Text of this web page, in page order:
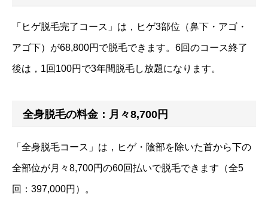
「ヒゲ脱毛完了コース」は，ヒゲ3部位（鼻下・アゴ・
アゴ下）が68,800円で脱毛できます。6回のコース終了
後は，1回100円で3年間脱毛し放題になります。
全身脱毛の料金：月々8,700円
「全身脱毛コース」は，ヒゲ・陰部を除いた首から下の
全部位が月々8,700円の60回払いで脱毛できます（全5
回：397,000円）。